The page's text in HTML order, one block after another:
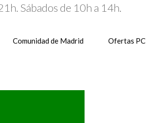
Sábados de 10h a 14h.
Comunidad de Madrid Ofertas PC